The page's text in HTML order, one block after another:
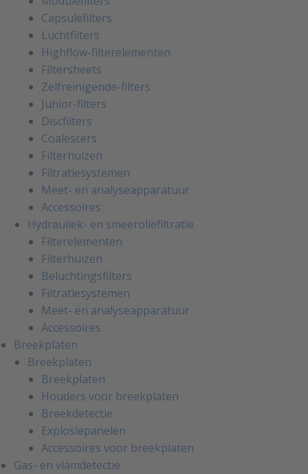
Capsulefilters
Luchtfilters
Highflow-filterelementen
Filtersheets
Zelfreinigende-filters
Junior-filters
Discfilters
Coalescers
Filterhuizen
Filtratiesystemen
Meet- en analyseapparatuur
Accessoires
Hydrauliek- en smeeroliefiltratie
Filterelementen
Filterhuizen
Beluchtingsfilters
Filtratiesystemen
Meet- en analyseapparatuur
Accessoires
Breekplaten
Breekplaten
Breekplaten
Houders voor breekplaten
Breekdetectie
Explosiepanelen
Accessoires voor breekplaten
Gas- en vlamdetectie